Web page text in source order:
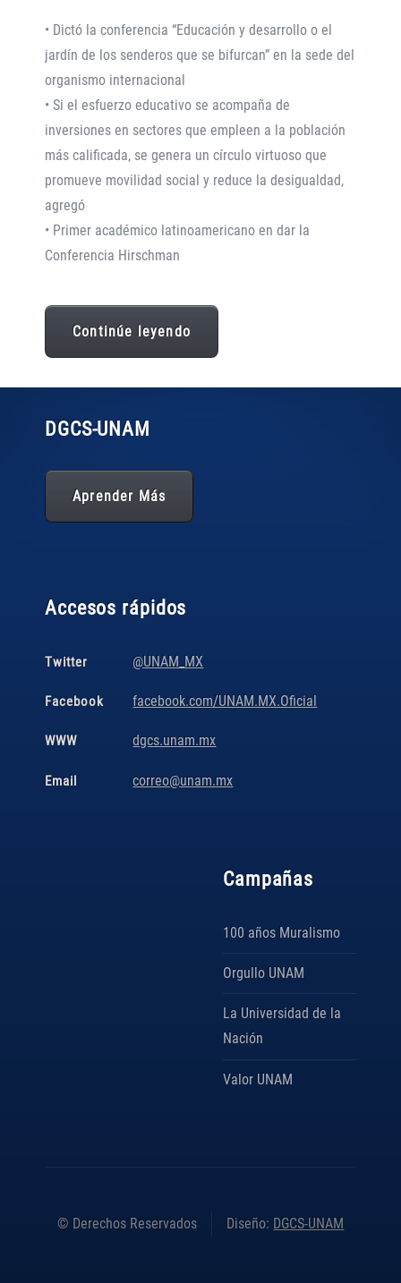
• Dictó la conferencia “Educación y desarrollo o el
jardín de los senderos que se bifurcan” en la sede del
organismo internacional
• Si el esfuerzo educativo se acompaña de
inversiones en sectores que empleen a la población
más calificada, se genera un círculo virtuoso que
promueve movilidad social y reduce la desigualdad,
agregó
• Primer académico latinoamericano en dar la
Conferencia Hirschman
Continúe leyendo
Campañas
100 años Muralismo
Orgullo UNAM
La Universidad de la
Nación
Valor UNAM
DGCS-UNAM
Aprender Más
Accesos rápidos
Twitter @UNAM_MX
Facebook facebook.com/UNAM.MX.Oficial
WWW dgcs.unam.mx
Email correo@unam.mx
© Derechos Reservados Diseño: DGCS-UNAM